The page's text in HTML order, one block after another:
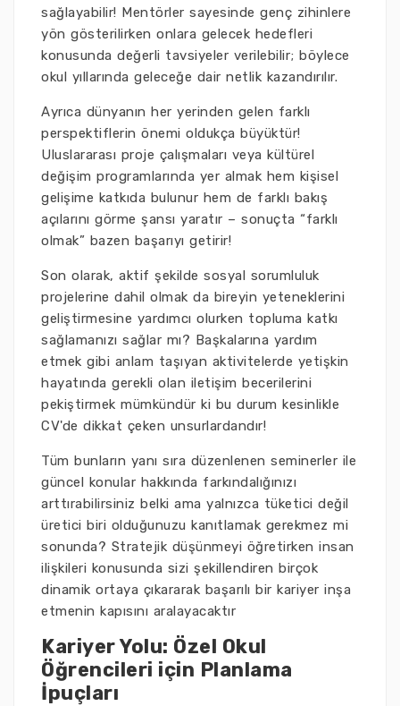
sağlayabilir! Mentörler sayesinde genç zihinlere
yön gösterilirken onlara gelecek hedefleri
konusunda değerli tavsiyeler verilebilir; böylece
okul yıllarında geleceğe dair netlik kazandırılır.
Ayrıca dünyanın her yerinden gelen farklı
perspektiflerin önemi oldukça büyüktür!
Uluslararası proje çalışmaları veya kültürel
değişim programlarında yer almak hem kişisel
gelişime katkıda bulunur hem de farklı bakış
açılarını görme şansı yaratır – sonuçta “farklı
olmak” bazen başarıyı getirir!
Son olarak, aktif şekilde sosyal sorumluluk
projelerine dahil olmak da bireyin yeteneklerini
geliştirmesine yardımcı olurken topluma katkı
sağlamanızı sağlar mı? Başkalarına yardım
etmek gibi anlam taşıyan aktivitelerde yetişkin
hayatında gerekli olan iletişim becerilerini
pekiştirmek mümkündür ki bu durum kesinlikle
CV'de dikkat çeken unsurlardandır!
Tüm bunların yanı sıra düzenlenen seminerler ile
güncel konular hakkında farkındalığınızı
arttırabilirsiniz belki ama yalnızca tüketici değil
üretici biri olduğunuzu kanıtlamak gerekmez mi
sonunda? Stratejik düşünmeyi öğretirken insan
ilişkileri konusunda sizi şekillendiren birçok
dinamik ortaya çıkararak başarılı bir kariyer inşa
etmenin kapısını aralayacaktır
Kariyer Yolu: Özel Okul
Öğrencileri için Planlama
İpuçları